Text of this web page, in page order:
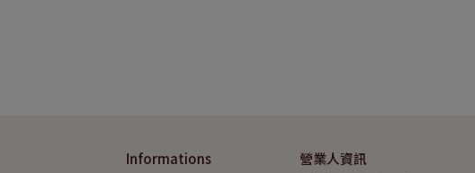
Informations 營業人資訊